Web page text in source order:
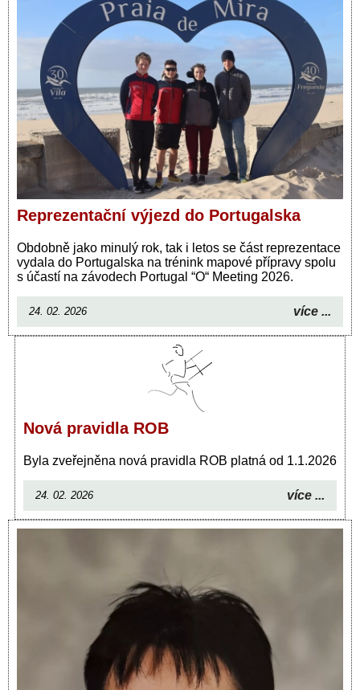
Reprezentační výjezd do Portugalska
Obdobně jako minulý rok, tak i letos se část reprezentace
vydala do Portugalska na trénink mapové přípravy spolu
s účastí na závodech Portugal “O“ Meeting 2026.
24. 02. 2026 více ...
Nová pravidla ROB
Byla zveřejněna nová pravidla ROB platná od 1.1.2026
24. 02. 2026 více ...